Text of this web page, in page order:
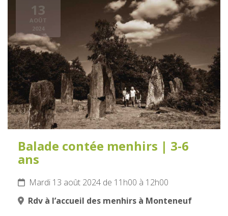
13
AOÛT
2024
Balade contée menhirs | 3-6
ans
Mardi 13 août 2024 de 11h00 à 12h00
Rdv à l’accueil des menhirs à Monteneuf